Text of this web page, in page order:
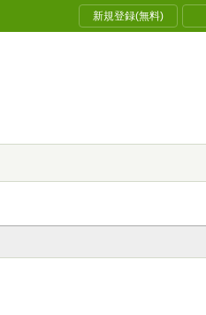
新規登録(無料)